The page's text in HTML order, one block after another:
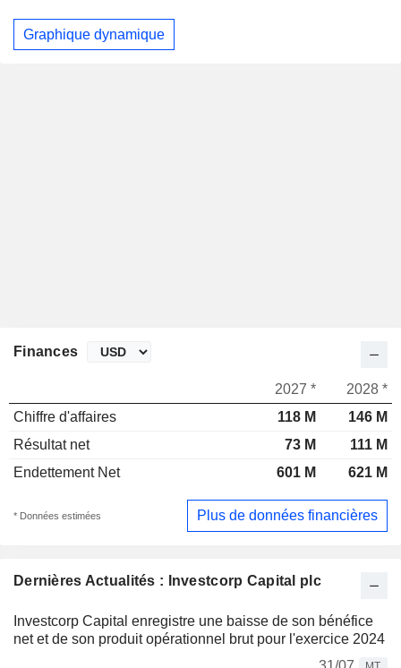
Graphique dynamique
Dernières Actualités : Investcorp Capital plc
Investcorp Capital enregistre une baisse de son bénéfice
net et de son produit opérationnel brut pour l'exercice 2024
Finances
2027 *
2028 *
Chiffre d'affaires
118 M
146 M
Résultat net
73 M
111 M
Endettement Net
601 M 621 M
* Données estimées Plus de données financières